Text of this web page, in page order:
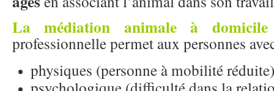
La médiation animale à domicile
professionnelle permet aux personnes
physiques (personne à mobilité